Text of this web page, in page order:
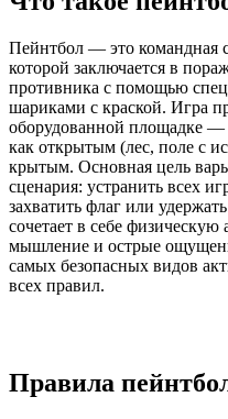
Пейнтбол — это командная
которой заключается в
противника с помощью
шариками с краской. Игра
оборудованной площадке
как открытым (лес, поле с
крытым. Основная цель
сценария: устранить всех
захватить флаг или
сочетает в себе физическую
мышление и острые
самых безопасных видов
всех правил.
Правила